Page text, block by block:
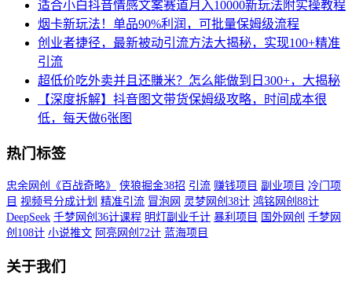
适合小白抖音情感文案赛道月入10000新玩法附实操教程
烟卡新玩法！单品90%利润，可批量保姆级流程
创业者捷径，最新被动引流方法大揭秘，实现100+精准
引流
超低价吃外卖并且还賺米？怎么能做到日300+，大揭秘
【深度拆解】抖音图文带货保姆级攻略，时间成本很
低，每天做6张图
热门标签
忠余网创《百战奇略》 侠狼掘金38招 引流 赚钱项目 副业项目 冷门项
目 视频号分成计划 精准引流 冒泡网 灵梦网创38计 鸿铭网创88计
DeepSeek 千梦网创36计课程 明灯副业千计 暴利项目 国外网创 千梦网
创108计 小说推文 阿亮网创72计 蓝海项目
关于我们